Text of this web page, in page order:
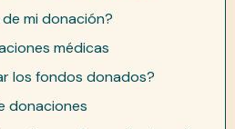
mi donación?
médicas
los fondos donados?
donaciones